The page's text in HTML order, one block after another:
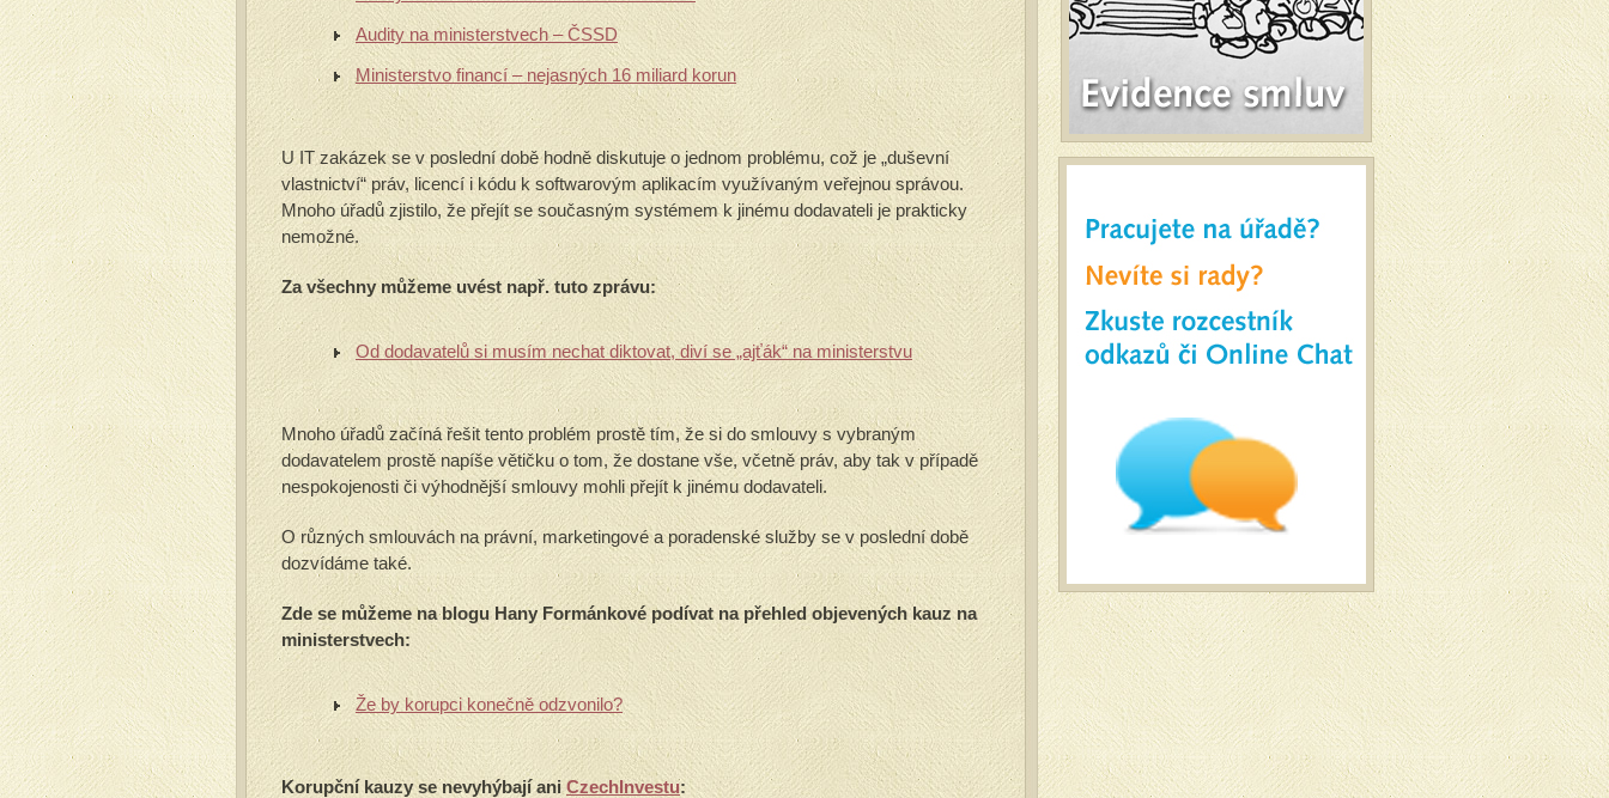
Audity na ministerstvech – ČSSD
Ministerstvo financí – nejasných 16 miliard korun
U IT zakázek se v poslední době hodně diskutuje o jednom problému, což je „duševní
vlastnictví“ práv, licencí i kódu k softwarovým aplikacím využívaným veřejnou správou.
Mnoho úřadů zjistilo, že přejít se současným systémem k jinému dodavateli je prakticky
nemožné.
Za všechny můžeme uvést např. tuto zprávu:
Od dodavatelů si musím nechat diktovat, diví se „ajťák“ na ministerstvu
Mnoho úřadů začíná řešit tento problém prostě tím, že si do smlouvy s vybraným
dodavatelem prostě napíše větičku o tom, že dostane vše, včetně práv, aby tak v případě
nespokojenosti či výhodnější smlouvy mohli přejít k jinému dodavateli.
O různých smlouvách na právní, marketingové a poradenské služby se v poslední době
dozvídáme také.
Zde se můžeme na blogu Hany Formánkové podívat na přehled objevených kauz na
ministerstvech:
Že by korupci konečně odzvonilo?
Korupční kauzy se nevyhýbají ani CzechInvestu: